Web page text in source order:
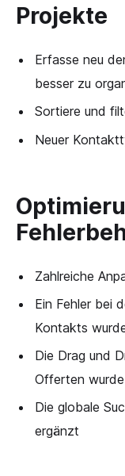
Projekte
Erfasse neu
besser zu
Sortiere und
Neuer
Zahlreiche
Ein Fehler bei
Kontakts
Die Drag und
Offerten
Die globale
ergänzt